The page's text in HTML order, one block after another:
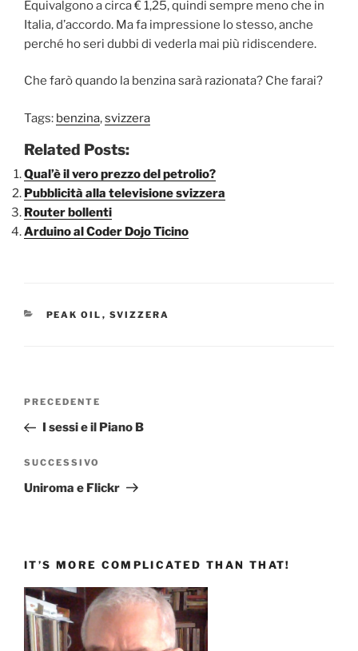
Equivalgono a circa € 1,25, quindi sempre meno che in
Italia, d’accordo. Ma fa impressione lo stesso, anche
perché ho seri dubbi di vederla mai più ridiscendere.
Che farò quando la benzina sarà razionata? Che farai?
Tags: benzina,svizzera
Related Posts:
Qual’è il vero prezzo del petrolio?
Pubblicità alla televisione svizzera
Router bollenti
Arduino al Coder Dojo Ticino
CATEGORIE
PEAK OIL , SVIZZERA
Navigazione
Articolo
precedente:
PRECEDENTE
I sessi e il Piano B
Articolo
successivo
SUCCESSIVO
Uniroma e Flickr
IT’S MORE COMPLICATED THAN THAT!